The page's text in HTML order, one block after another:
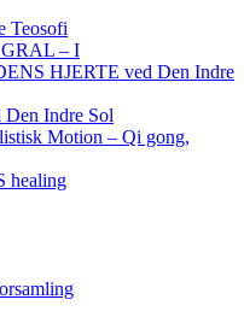
Teosofi
– I
HJERTE ved Den Indre
Den Indre Sol
Motion – Qi gong,
healing